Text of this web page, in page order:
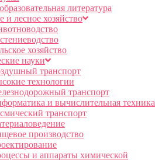
литература
и лесное хозяйство
хозяйство
науки
транспорт
технологии
транспорт
и вычислительная техника
транспорт
производство
и аппараты химической